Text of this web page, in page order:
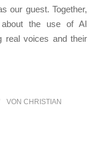
our guest. Together,
the use of AI
real voices and their
VON CHRISTIAN